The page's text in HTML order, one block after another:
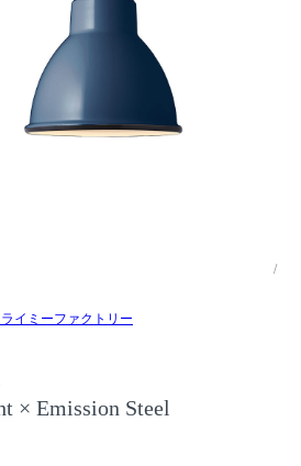
/
イミーファクトリー
× Emission Steel